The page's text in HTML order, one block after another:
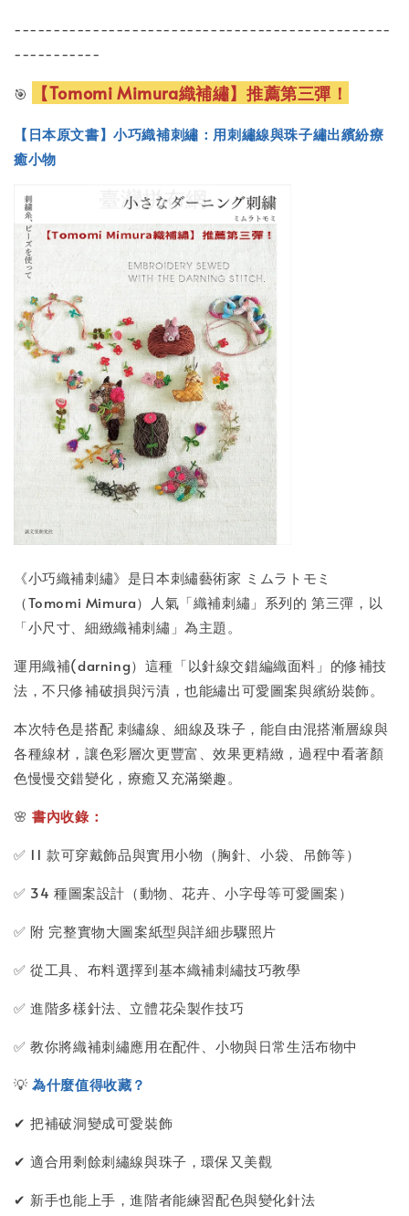
------------------------------------------------
-----------
🎯 【Tomomi Mimura織補繡】推薦第三彈！
【日本原文書】小巧織補刺繡：用刺繡線與珠子繡出繽紛療
癒小物
《小巧織補刺繡》是日本刺繡藝術家 ミムラトモミ
（Tomomi Mimura）人氣「織補刺繡」系列的 第三彈，以
「小尺寸、細緻織補刺繡」為主題。
運用織補(darning）這種「以針線交錯編織面料」的修補技
法，不只修補破損與污漬，也能繡出可愛圖案與繽紛裝飾。
本次特色是搭配 刺繡線、細線及珠子，能自由混搭漸層線與
各種線材，讓色彩層次更豐富、效果更精緻，過程中看著顏
色慢慢交錯變化，療癒又充滿樂趣。
🌸書內收錄：
✅ 11 款可穿戴飾品與實用小物（胸針、小袋、吊飾等）
✅ 34 種圖案設計（動物、花卉、小字母等可愛圖案）
✅ 附 完整實物大圖案紙型與詳細步驟照片
✅ 從工具、布料選擇到基本織補刺繡技巧教學
✅ 進階多樣針法、立體花朵製作技巧
✅ 教你將織補刺繡應用在配件、小物與日常生活布物中
💡 為什麼值得收藏？
✔ 把補破洞變成可愛裝飾
✔ 適合用剩餘刺繡線與珠子，環保又美觀
✔ 新手也能上手，進階者能練習配色與變化針法